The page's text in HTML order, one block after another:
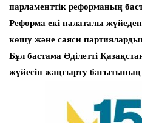
парламенттік реформаның
Реформа екі палаталы
көшу және саяси
Бұл бастама Әділетті
жүйесін жаңғырту